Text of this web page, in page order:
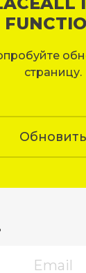
страницу.
Обновить